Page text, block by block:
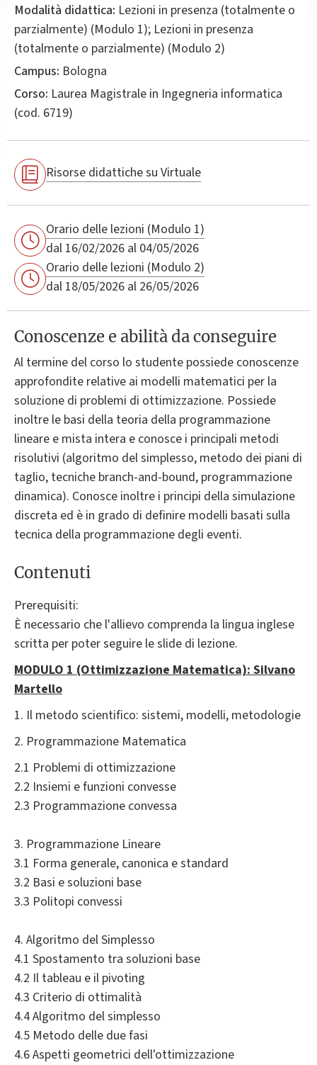
Modalità didattica: Lezioni in presenza (totalmente o
parzialmente) (Modulo 1); Lezioni in presenza
(totalmente o parzialmente) (Modulo 2)
Campus: Bologna
Corso: Laurea Magistrale in Ingegneria informatica
(cod. 6719)
Risorse didattiche su Virtuale
Orario delle lezioni (Modulo 1)
dal 16/02/2026 al 04/05/2026
Orario delle lezioni (Modulo 2)
dal 18/05/2026 al 26/05/2026
Conoscenze e abilità da conseguire
Al termine del corso lo studente possiede conoscenze
approfondite relative ai modelli matematici per la
soluzione di problemi di ottimizzazione. Possiede
inoltre le basi della teoria della programmazione
lineare e mista intera e conosce i principali metodi
risolutivi (algoritmo del simplesso, metodo dei piani di
taglio, tecniche branch-and-bound, programmazione
dinamica). Conosce inoltre i principi della simulazione
discreta ed è in grado di definire modelli basati sulla
tecnica della programmazione degli eventi.
Contenuti
Prerequisiti:
È necessario che l'allievo comprenda la lingua inglese
scritta per poter seguire le slide di lezione.
MODULO 1 (Ottimizzazione Matematica): Silvano
Martello
1. Il metodo scientifico: sistemi, modelli, metodologie
2. Programmazione Matematica
2.1 Problemi di ottimizzazione
2.2 Insiemi e funzioni convesse
2.3 Programmazione convessa
3. Programmazione Lineare
3.1 Forma generale, canonica e standard
3.2 Basi e soluzioni base
3.3 Politopi convessi
4. Algoritmo del Simplesso
4.1 Spostamento tra soluzioni base
4.2 Il tableau e il pivoting
4.3 Criterio di ottimalità
4.4 Algoritmo del simplesso
4.5 Metodo delle due fasi
4.6 Aspetti geometrici dell'ottimizzazione